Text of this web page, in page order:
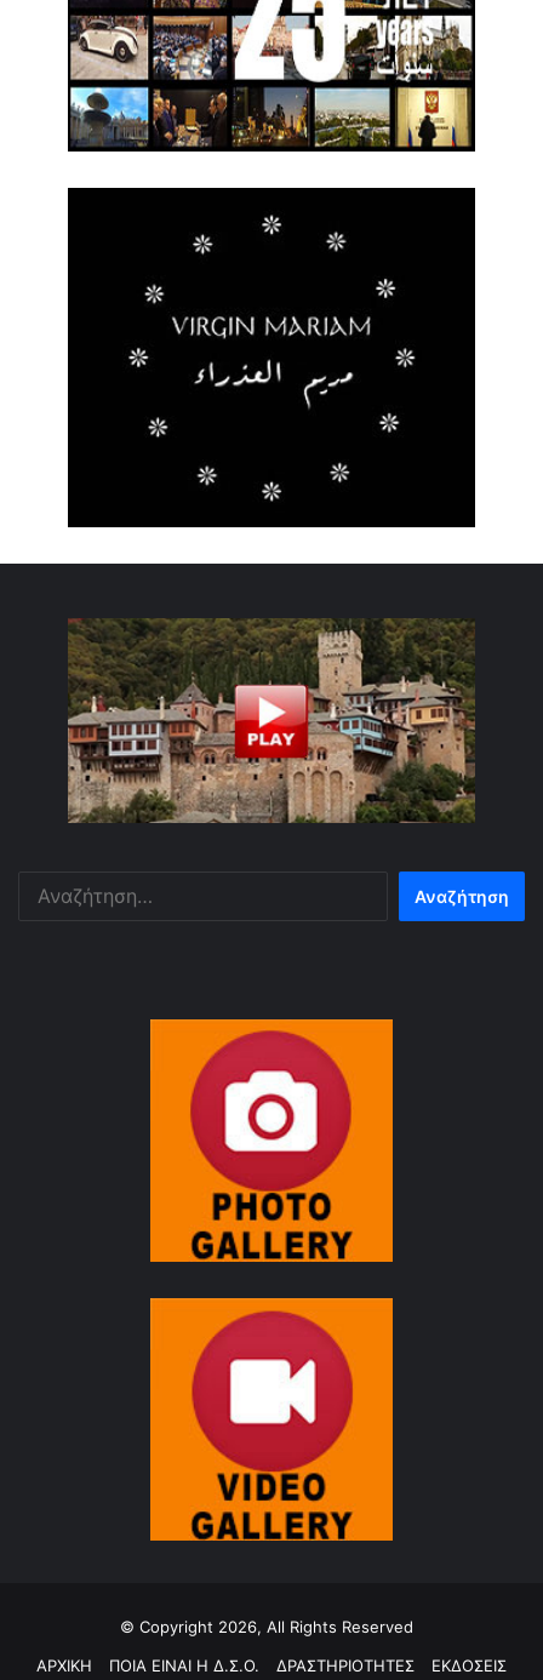
© Copyright 2026, All Rights Reserved
ΑΡΧΙΚΗ
ΠΟΙΑ ΕΙΝΑΙ Η Δ.Σ.Ο. ΔΡΑΣΤΗΡΙΟΤΗΤΕΣ ΕΚΔΟΣΕΙΣ